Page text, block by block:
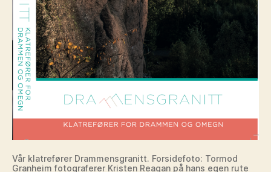
Vår klatrefører Drammensgranitt. Forsidefoto: Tormod
Granheim fotograferer Kristen Reagan på hans egen rute